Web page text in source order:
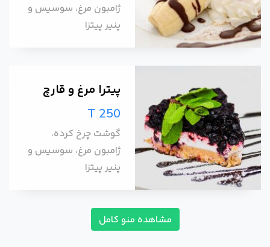
ژامبون مرغ، سوسیس و
پنیر پیتزا
پیترا مرغ و قارچ
T 250
گوشت چرخ کرده،
ژامبون مرغ، سوسیس و
پنیر پیتزا
مشاهده منو کامل